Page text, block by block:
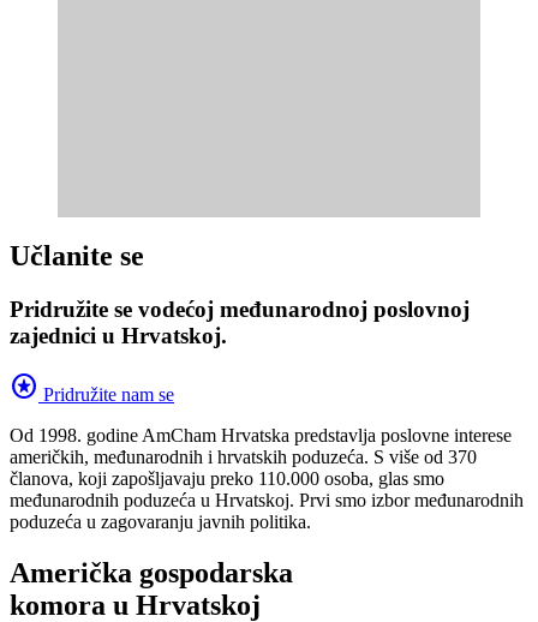
Učlanite se
Pridružite se vodećoj međunarodnoj poslovnoj
zajednici u Hrvatskoj.
stars Pridružite nam se
Od 1998. godine AmCham Hrvatska predstavlja poslovne interese
američkih, međunarodnih i hrvatskih poduzeća. S više od 370
članova, koji zapošljavaju preko 110.000 osoba, glas smo
međunarodnih poduzeća u Hrvatskoj. Prvi smo izbor međunarodnih
poduzeća u zagovaranju javnih politika.
Američka gospodarska
komora u Hrvatskoj